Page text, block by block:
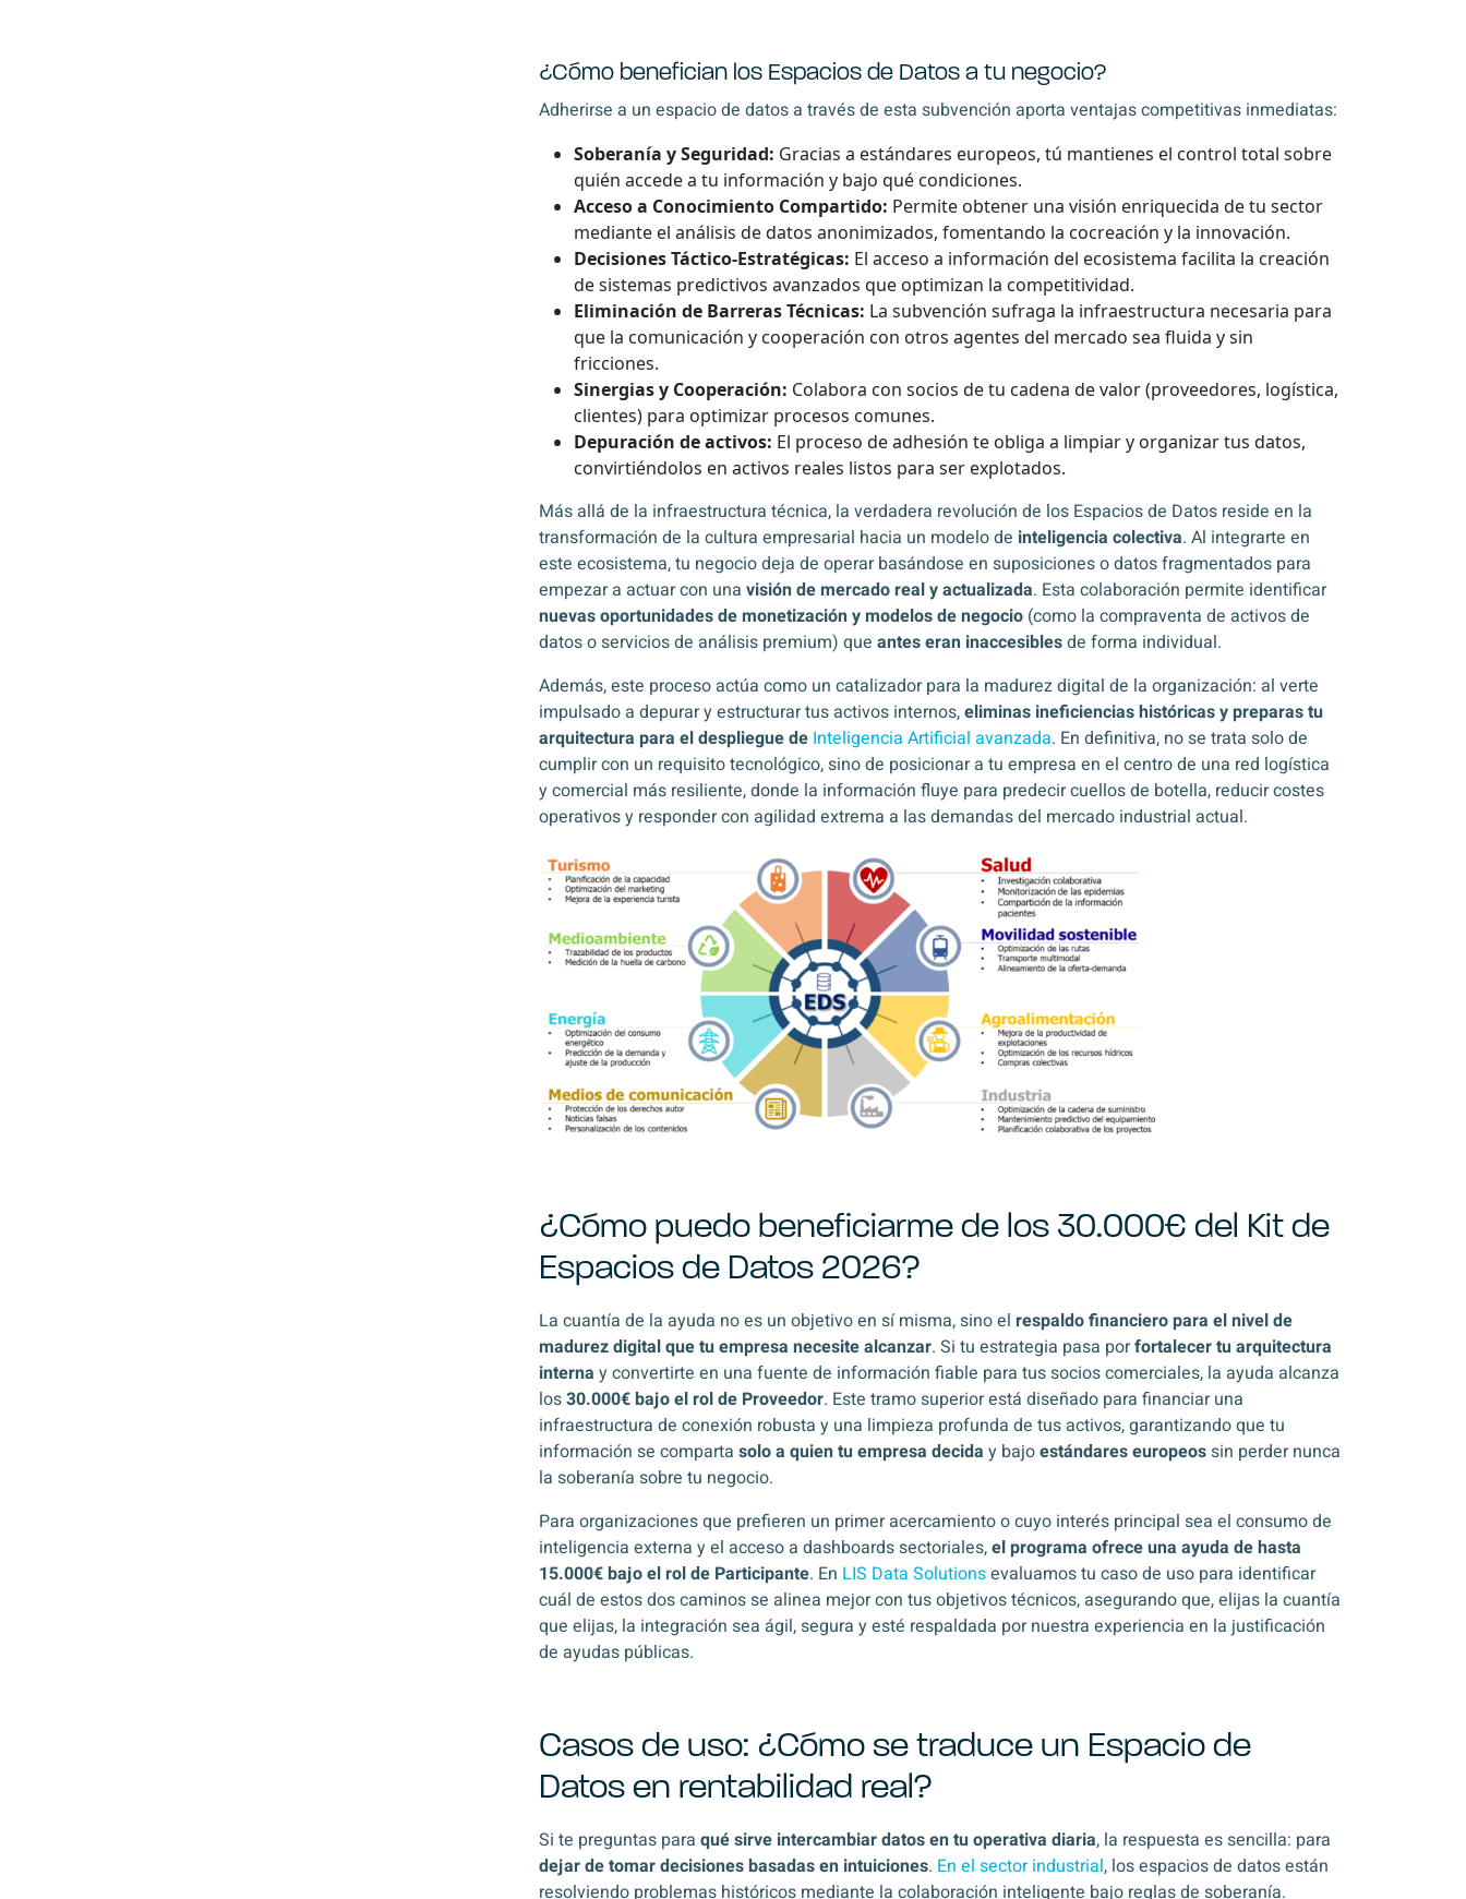
¿Cómo benefician los Espacios de Datos a tu negocio?
Adherirse a un espacio de datos a través de esta subvención aporta ventajas competitivas inmediatas:
Soberanía y Seguridad: Gracias a estándares europeos, tú mantienes el control total sobre
quién accede a tu información y bajo qué condiciones.
Acceso a Conocimiento Compartido: Permite obtener una visión enriquecida de tu sector
mediante el análisis de datos anonimizados, fomentando la cocreación y la innovación.
Decisiones Táctico-Estratégicas: El acceso a información del ecosistema facilita la creación
de sistemas predictivos avanzados que optimizan la competitividad.
Eliminación de Barreras Técnicas: La subvención sufraga la infraestructura necesaria para
que la comunicación y cooperación con otros agentes del mercado sea fluida y sin
fricciones.
Sinergias y Cooperación: Colabora con socios de tu cadena de valor (proveedores, logística,
clientes) para optimizar procesos comunes.
Depuración de activos: El proceso de adhesión te obliga a limpiar y organizar tus datos,
convirtiéndolos en activos reales listos para ser explotados.
Más allá de la infraestructura técnica, la verdadera revolución de los Espacios de Datos reside en la
transformación de la cultura empresarial hacia un modelo de inteligencia colectiva. Al integrarte en
este ecosistema, tu negocio deja de operar basándose en suposiciones o datos fragmentados para
empezar a actuar con una visión de mercado real y actualizada. Esta colaboración permite identificar
nuevas oportunidades de monetización y modelos de negocio (como la compraventa de activos de
datos o servicios de análisis premium) que antes eran inaccesiblesde forma individual.
Además, este proceso actúa como un catalizador para la madurez digital de la organización: al verte
impulsado a depurar y estructurar tus activos internos,eliminas ineficiencias históricas y preparas tu
arquitectura para el despliegue de Inteligencia Artificial avanzada. En definitiva, no se trata solo de
cumplir con un requisito tecnológico, sino de posicionar a tu empresa en el centro de una red logística
y comercial más resiliente, donde la información fluye para predecir cuellos de botella, reducir costes
operativos y responder con agilidad extrema a las demandas del mercado industrial actual.
¿Cómo puedo beneficiarme de los 30.000€ del Kit de
Espacios de Datos 2026?
La cuantía de la ayuda no es un objetivo en sí misma, sino el respaldo financiero para el nivel de
madurez digital que tu empresa necesite alcanzar. Si tu estrategia pasa porfortalecer tu arquitectura
interna y convertirte en una fuente de información fiable para tus socios comerciales, la ayuda alcanza
los30.000€ bajo el rol de Proveedor. Este tramo superior está diseñado para financiar una
infraestructura de conexión robusta y una limpieza profunda de tus activos, garantizando que tu
información se comparta solo a quien tu empresa decida y bajoestándares europeossin perder nunca
la soberanía sobre tu negocio.
Para organizaciones que prefieren un primer acercamiento o cuyo interés principal sea el consumo de
inteligencia externa y el acceso a dashboards sectoriales,el programa ofrece una ayuda de hasta
15.000€ bajo el rol de Participante. En LIS Data Solutionsevaluamos tu caso de uso para identificar
cuál de estos dos caminos se alinea mejor con tus objetivos técnicos, asegurando que, elijas la cuantía
que elijas, la integración sea ágil, segura y esté respaldada por nuestra experiencia en la justificación
de ayudas públicas.
Casos de uso: ¿Cómo se traduce un Espacio de
Datos en rentabilidad real?
Si te preguntas para qué sirve intercambiar datos en tu operativa diaria, la respuesta es sencilla: para
dejar de tomar decisiones basadas en intuiciones. En el sector industrial, los espacios de datos están
resolviendo problemas históricos mediante la colaboración inteligente bajo reglas de soberanía.